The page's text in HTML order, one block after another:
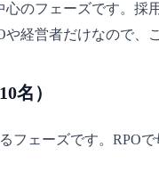
のフェーズです。採
経営者だけなので、
名）
フェーズです。RPO